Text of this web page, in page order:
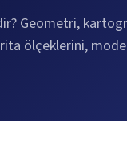
Geometri,
ölçeklerini,